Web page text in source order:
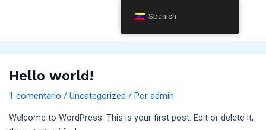
Hello world!
1 comentario / Uncategorized / Por admin
Welcome to WordPress. This is your first post. Edit or delete it,
Spanish